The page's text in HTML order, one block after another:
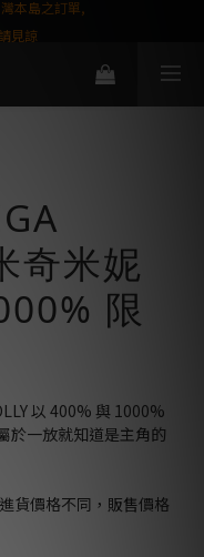
奇米妮
限
以 400% 與 1000%
於一放就知道是主角的
貨價格不同，販售價格
本島之訂單,
見諒